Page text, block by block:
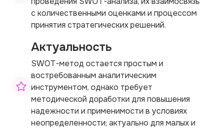
с количественными оценками и процессом
принятия стратегических решений.
Актуальность
SWOT-метод остается простым и
востребованным аналитическим
инструментом, однако требует
методической доработки для повышения
надежности и применимости в условиях
неопределенности; актуально для малых и